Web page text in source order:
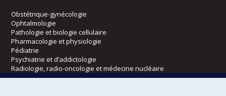
Obstétrique-gynécologie
Ophtalmologie
Pathologie et biologie cellulaire
Pharmacologie et physiologie
Pédiatrie
Psychiatrie et d’addictologie
Radiologie, radio-oncologie et médecine nucléaire